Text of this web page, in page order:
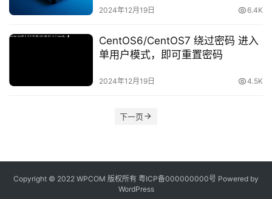
2024年12月19日 6.4K
CentOS6/CentOS7 绕过密码 进入
单用户模式，即可重置密码
2024年12月19日 4.5K
下一页
Copyright © 2022 WPCOM 版权所有 粤ICP备000000000号 Powered by
WordPress